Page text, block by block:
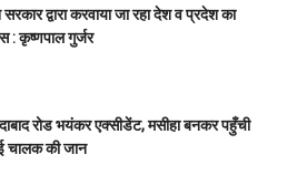
द्वारा करवाया जा रहा देश व प्रदेश का
: कृष्णपाल गुर्जर
रोड भयंकर एक्सीडेंट, मसीहा बनकर पहुँची
चालक की जान